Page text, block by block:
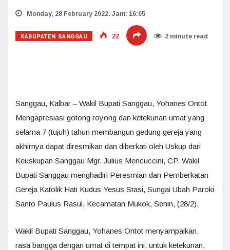
Monday, 28 February 2022. Jam: 16:05
KABUPATEN SANGGAU 22 2 minute read
Sanggau, Kalbar – Wakil Bupati Sanggau, Yohanes Ontot
Mengapresiasi gotong royong dan ketekunan umat yang
selama 7 (tujuh) tahun membangun gedung gereja yang
akhirnya dapat diresmikan dan diberkati oleh Uskup dari
Keuskupan Sanggau Mgr. Julius Mencuccini, CP. Wakil
Bupati Sanggau menghadiri Peresmian dan Pemberkatan
Gereja Katolik Hati Kudus Yesus Stasi, Sungai Ubah Paroki
Santo Paulus Rasul, Kecamatan Mukok, Senin, (28/2).
Wakil Bupati Sanggau, Yohanes Ontot menyampaikan,
rasa bangga dengan umat di tempat ini, untuk ketekunan,